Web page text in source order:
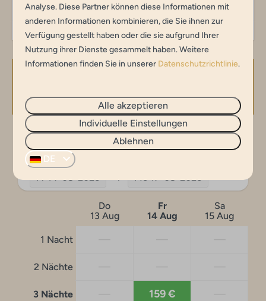
Fr 14-08-2026 Mo 17-08-2026
Do
13 Aug
Fr
14 Aug
Sa
15 Aug
1 Nacht
2 Nächte
3 Nächte 159 €
Analyse. Diese Partner können diese Informationen mit
anderen Informationen kombinieren, die Sie ihnen zur
Verfügung gestellt haben oder die sie aufgrund Ihrer
Nutzung ihrer Dienste gesammelt haben. Weitere
Informationen finden Sie in unserer Datenschutzrichtlinie.
Alle akzeptieren
Individuelle Einstellungen
Ablehnen
DE